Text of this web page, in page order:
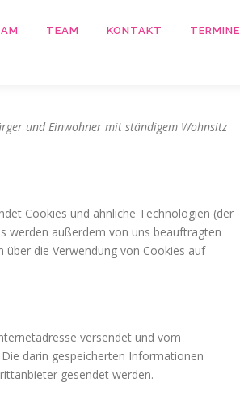
TEAM KONTAKT TERMINE
und Einwohner mit ständigem Wohnsitz
Cookies und ähnliche Technologien (der
werden außerdem von uns beauftragten
die Verwendung von Cookies auf
versendet und vom
darin gespeicherten Informationen
gesendet werden.